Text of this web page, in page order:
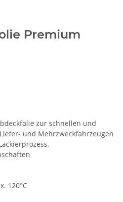
Premium
zur schnellen und
und Mehrzweckfahrzeugen
120°C